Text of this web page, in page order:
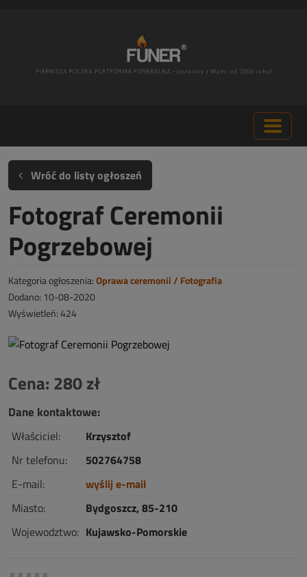
Wróć do listy ogłoszeń
Fotograf Ceremonii
Pogrzebowej
Kategoria ogłoszenia:Oprawa ceremonii / Fotografia
Dodano: 10-08-2020
Wyświetleń: 424
Cena: 280 zł
Dane kontaktowe:
Właściciel:
Krzysztof
Nr telefonu:
502764758
E-mail:
wyślij e-mail
Miasto:
Bydgoszcz, 85-210
Wojewodztwo: Kujawsko-Pomorskie